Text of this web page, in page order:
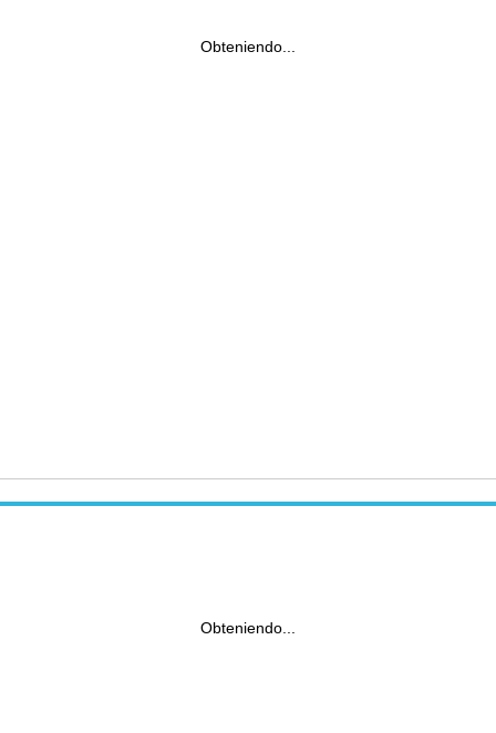
Obteniendo...
Obteniendo...